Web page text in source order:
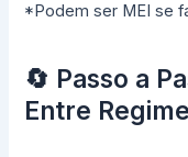
*Podem ser MEI se
🔄 Passo a
Entre